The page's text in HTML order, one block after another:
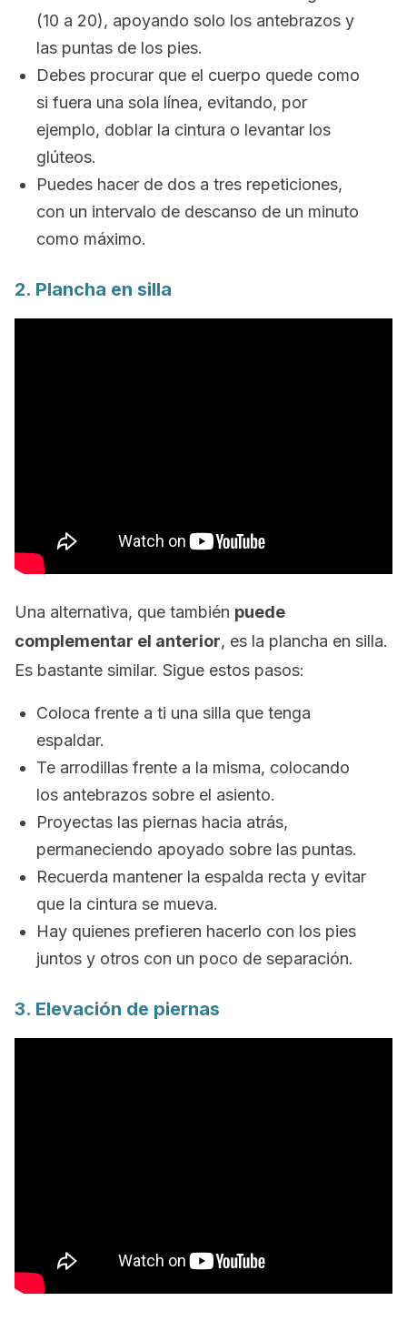
(10 a 20), apoyando solo los antebrazos y
las puntas de los pies.
Debes procurar que el cuerpo quede como
si fuera una sola línea, evitando, por
ejemplo, doblar la cintura o levantar los
glúteos.
Puedes hacer de dos a tres repeticiones,
con un intervalo de descanso de un minuto
como máximo.
2. Plancha en silla
Una alternativa, que también puede
complementar el anterior, es la plancha en silla.
Es bastante similar. Sigue estos pasos:
Coloca frente a ti una silla que tenga
espaldar.
Te arrodillas frente a la misma, colocando
los antebrazos sobre el asiento.
Proyectas las piernas hacia atrás,
permaneciendo apoyado sobre las puntas.
Recuerda mantener la espalda recta y evitar
que la cintura se mueva.
Hay quienes prefieren hacerlo con los pies
juntos y otros con un poco de separación.
3. Elevación de piernas